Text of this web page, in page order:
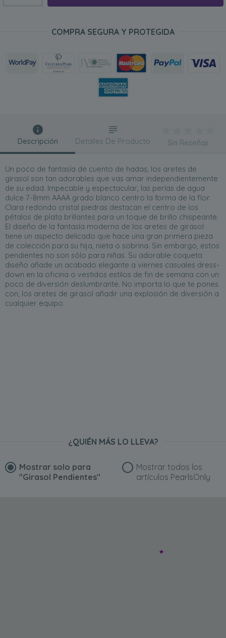
COMPRA SEGURA Y PROTEGIDA
Descripción
Un poco de fantasía de cuento de hadas, los aretes de
girasol son tan adorables que vas amar independientemente
de su edad. Impecable y espectacular, las perlas de agua
dulce 7-8mm AAAA grado blanco centro la forma de la flor.
Clara redondo cristal piedras destacan el centro de los
pétalos de plata brillantes para un toque de brillo chispeante.
El diseño de la fantasía moderna de los aretes de girasol
tiene un aspecto delicado que hace una gran primera pieza
de colección para su hija, nieta o sobrina. Sin embargo, estos
pendientes no son sólo para niñas. Su adorable coqueta
diseño añade un acabado elegante a viernes casuales dress-
down en la oficina o vestidos estilos de fin de semana con un
poco de diversión deslumbrante. No importa lo que te pones
con, los aretes de girasol añadir una explosión de diversión a
cualquier equipo.
Detalles De Producto Sin Reseñas
¿QUIÉN MÁS LO LLEVA?
Mostrar solo para
"Girasol Pendientes"
Mostrar todos los
artículos PearlsOnly